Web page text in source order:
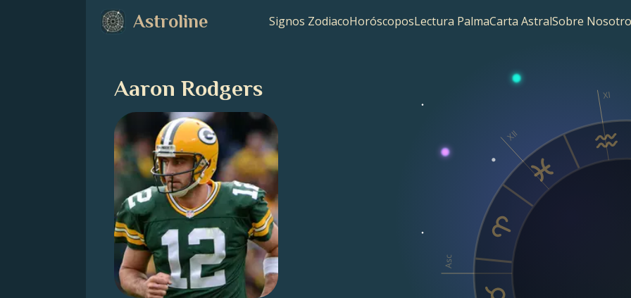
Astroline Signos ZodiacoHoróscoposLectura PalmaCarta AstralSobre
Aaron Rodgers
Asc
XI
XII